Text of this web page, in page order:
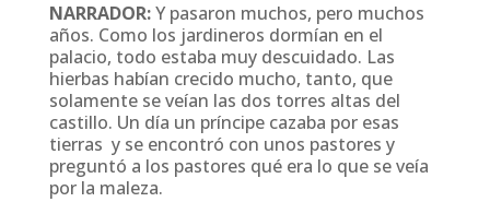
NARRADOR:Y pasaron muchos, pero muchos
años. Como los jardineros dormían en el
palacio, todo estaba muy descuidado. Las
hierbas habían crecido mucho, tanto, que
solamente se veían las dos torres altas del
castillo. Un día un príncipe cazaba por esas
tierras y se encontró con unos pastores y
preguntó a los pastores qué era lo que se veía
por la maleza.